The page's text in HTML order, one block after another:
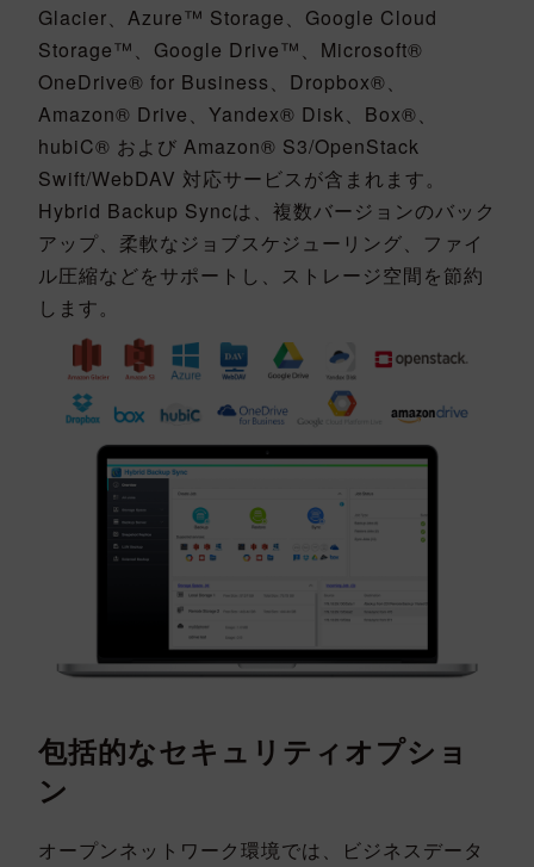
Glacier、Azure™ Storage、Google Cloud
Storage™、Google Drive™、Microsoft®
OneDrive® for Business、Dropbox®、
Amazon® Drive、Yandex® Disk、Box®、
hubiC® および Amazon® S3/OpenStack
Swift/WebDAV 対応サービスが含まれます。
Hybrid Backup Syncは、複数バージョンのバック
アップ、柔軟なジョブスケジューリング、ファイ
ル圧縮などをサポートし、ストレージ空間を節約
します。
包括的なセキュリティオプショ
ン
オープンネットワーク環境では、ビジネスデータ